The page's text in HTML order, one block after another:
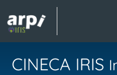
CINECA IRIS